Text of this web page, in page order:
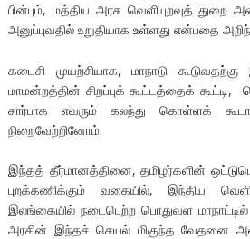
பின்பும், மத்திய அரசு வெளியுறவுத் துறை
அனுப்புவதில் உறுதியாக உள்ளது என்பதை
கடைசி முயற்சியாக, மாநாடு
மாமன்றத்தின் சிறப்புக் கூட்டத்தைக் கூட்டி,
சார்பாக எவரும் கலந்து கொள்ளக்
நிறைவேற்றினோம்.
இந்தத் தீர்மானத்தினை, தமிழர்களின்
புறக்கணிக்கும் வகையில், இந்திய
இலங்கையில் நடைபெற்ற பொதுவள
அரசின் இந்தச் செயல் மிகுந்த வேதனை